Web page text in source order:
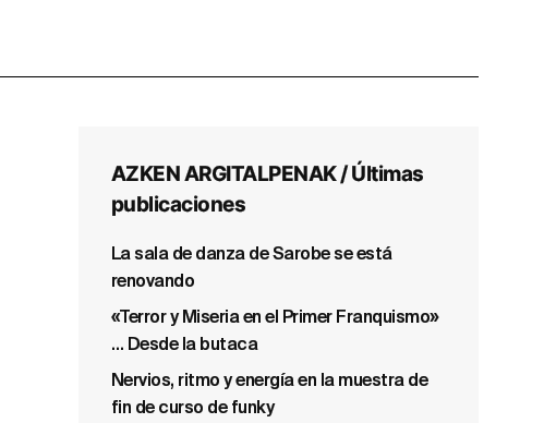
AZKEN ARGITALPENAK / Últimas
publicaciones
La sala de danza de Sarobe se está
renovando
«Terror y Miseria en el Primer Franquismo»
… Desde la butaca
Nervios, ritmo y energía en la muestra de
fin de curso de funky